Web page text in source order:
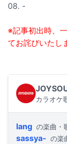
08. -
※記事初出時、
てお詫びいたし
カラオケ
lang の楽曲・
sassya- の楽